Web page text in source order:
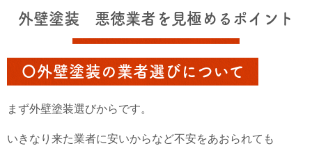
外壁塗装 悪徳業者を見極めるポイント
〇外壁塗装の業者選びについて
まず外壁塗装選びからです。
いきなり来た業者に安いからなど不安をあおられても